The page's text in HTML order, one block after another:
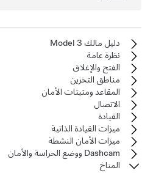
دليل مالك Model 3
نظرة عامة
الفتح والإغلاق
مناطق التخزين
المقاعد ومثبتات الأمان
الاتصال
القيادة
ميزات القيادة الذاتية
ميزات الأمان النشطة
Dashcam ووضع الحراسة والأمان
المناخ